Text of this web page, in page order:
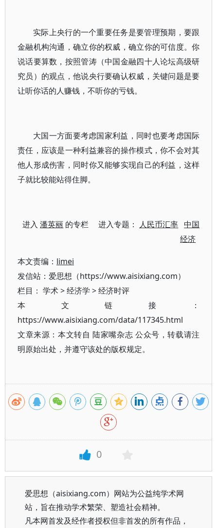
实际上央行的一个重要任务是要管理预期，要跟
金融机构沟通，确立你的权威，确立你的可信度。你
说话要算数，按照管涛（中国金融四十人论坛高级研
究员）的观点，他说央行要确认权威，关键问题是要
让听你话的人赚钱，不听你的亏钱。
大国一方面要考虑国家利益，同时也要考虑国际
责任，应该是一种利益兼容的操作模式，你不会对其
他人形成伤害，同时你又能够实现自己的利益，这样
子就比较能站得住脚。
进入潘英丽 的专栏 进入专题： 人民币汇率 中国
经济
本文责编： limei
发信站：爱思想（https://www.aisixiang.com）
栏目： 学术>经济学 >经济时评
本文链接：
https://www.aisixiang.com/data/117345.html
文章来源：本文转自 陆家嘴杂志 公众号，转载请注
明原始出处，并遵守该处的版权规定。
0
爱思想（aisixiang.com）网站为公益纯学术网
站，旨在推动学术繁荣、塑造社会精神。
凡本网首发及经作者授权但非首发的所有作品，